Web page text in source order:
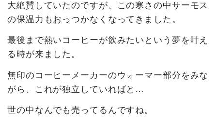
大絶賛していたのですが、この寒さの中サーモス
の保温力もおっつかなくなってきました。
最後まで熱いコーヒーが飲みたいという夢を叶え
る時が来ました。
無印のコーヒーメーカーのウォーマー部分をみな
がら、これが独立していればと…
世の中なんでも売ってるんですね。